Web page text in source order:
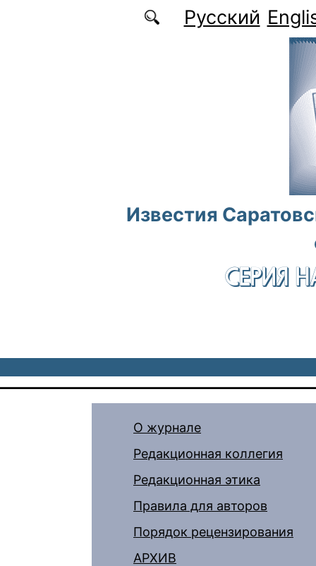
Перейти к основному содержаниюРусский
Известия
СЕРИЯ
О журнале
Редакционная коллегия
Редакционная этика
Правила для авторов
Порядок рецензирования
АРХИВ